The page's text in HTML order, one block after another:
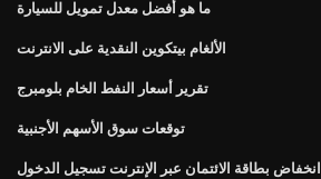
ما هو أفضل معدل تمويل للسيارة
الألغام بيتكوين النقدية على الانترنت
تقرير أسعار النفط الخام بلومبرج
توقعات سوق الأسهم الأجنبية
انخفاض بطاقة الائتمان عبر الإنترنت تسجيل الدخول